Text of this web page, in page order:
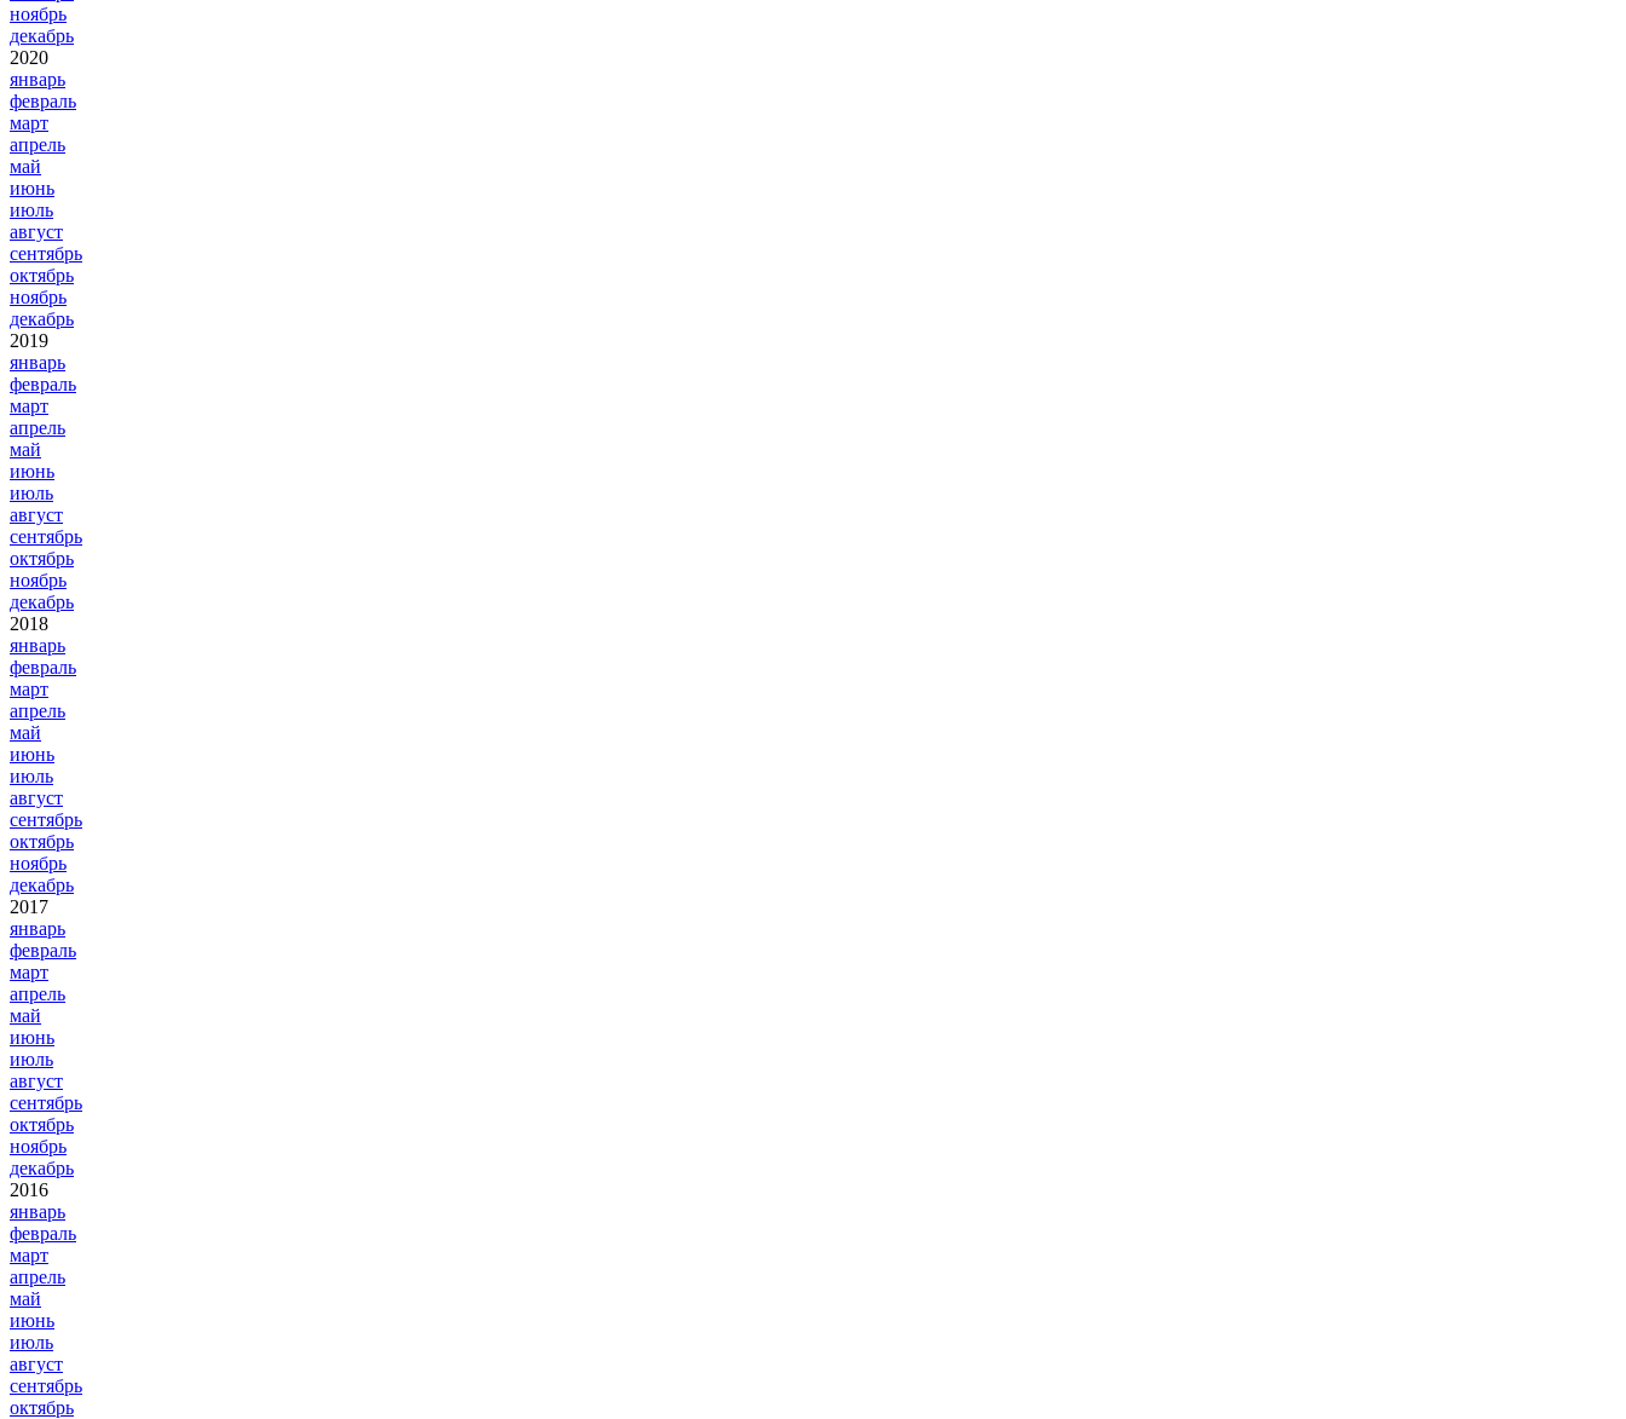
ноябрь
декабрь
2020
январь
февраль
март
апрель
май
июнь
июль
август
сентябрь
октябрь
ноябрь
декабрь
2019
январь
февраль
март
апрель
май
июнь
июль
август
сентябрь
октябрь
ноябрь
декабрь
2018
январь
февраль
март
апрель
май
июнь
июль
август
сентябрь
октябрь
ноябрь
декабрь
2017
январь
февраль
март
апрель
май
июнь
июль
август
сентябрь
октябрь
ноябрь
декабрь
2016
январь
февраль
март
апрель
май
июнь
июль
август
сентябрь
октябрь